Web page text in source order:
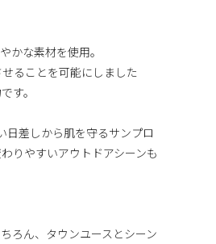
かな素材を使用。
ることを可能にしました
す。
日差しから肌を守るサンプロ
りやすいアウトドアシーンも
ろん、タウンユースとシーン